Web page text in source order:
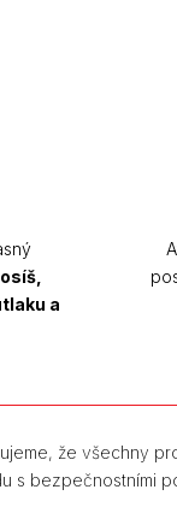
a
že všechny
s bezpečnostními